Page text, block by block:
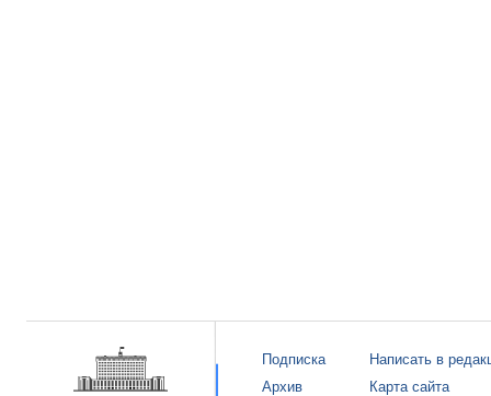
Подписка
Архив
Написать в
Карта сайта